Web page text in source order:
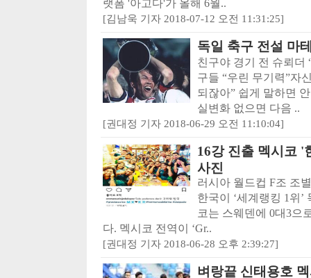
랫폼 '아고다'가 올해 6월..
[김남욱 기자 2018-07-12 오전 11:31:25]
독일 축구 전설 마
친구야 경기 전 슈뢰더
구들 “우린 무기력”자
되잖아” 쉽게 말하면
실변화 없으면 다음 ..
[권대정 기자 2018-06-29 오전 11:10:04]
16강 진출 멕시코 '
사진
러시아 월드컵 F조 조
한국이 ‘세계랭킹 1위
코는 스웨덴에 0대3으
다. 멕시코 전역이 ‘Gr..
[권대정 기자 2018-06-28 오후 2:39:27]
벼랑끝 신태용호